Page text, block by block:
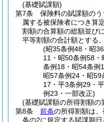
(基礎賦課額)
第7条
保険料の賦課額の
属する被保険者につき算
割額の合算額の総額並び
平等割額の合計額とする。
(昭35条例48・昭
11・昭50条例58
条例18・昭54条例
昭57条例24・昭59
17・平3条例29・
例23・一部改正)
(基礎賦課額の所得割額の
第8条
前条の所得割額は
条の2に規定する賦課期